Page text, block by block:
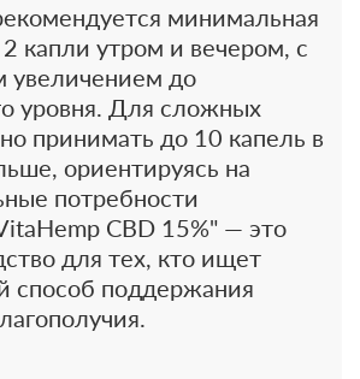
минимальная
капли утром и вечером, с
увеличением до
уровня. Для сложных
принимать до 10 капель в
ориентируясь на
потребности
CBD 15%" — это
для тех, кто ищет
способ поддержания